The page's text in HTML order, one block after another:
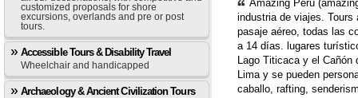
customized proposals for shore
excursions, overlands and pre or post
tours.
Accessible Tours & Disability Travel
Wheelchair and handicapped
Archaeology & Ancient Civilization Tours
Amazing Perú
industria de viajes. Tours
pasaje aéreo, todas las
a 14 días. lugares
Lago Titicaca y el Cañón
Lima y se pueden
caballo, rafting,